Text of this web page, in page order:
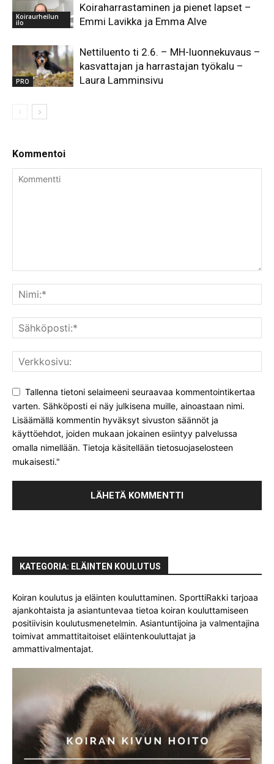
Koiraurheilun
ilo
Koiraharrastaminen ja pienet lapset –
Emmi Lavikka ja Emma Alve
PRO
Nettiluento ti 2.6. – MH-luonnekuvaus –
kasvattajan ja harrastajan työkalu –
Laura Lamminsivu
Kommentoi
Tallenna tietoni selaimeeni seuraavaa kommentointikertaa
varten. Sähköposti ei näy julkisena muille, ainoastaan nimi.
Lisäämällä kommentin hyväksyt sivuston säännöt ja
käyttöehdot, joiden mukaan jokainen esiintyy palvelussa
omalla nimellään. Tietoja käsitellään tietosuojaselosteen
mukaisesti."
KATEGORIA: ELÄINTEN KOULUTUS
Koiran koulutus ja eläinten kouluttaminen. SporttiRakki tarjoaa
ajankohtaista ja asiantuntevaa tietoa koiran kouluttamiseen
positiivisin koulutusmenetelmin. Asiantuntijoina ja valmentajina
toimivat ammattitaitoiset eläintenkouluttajat ja
ammattivalmentajat.